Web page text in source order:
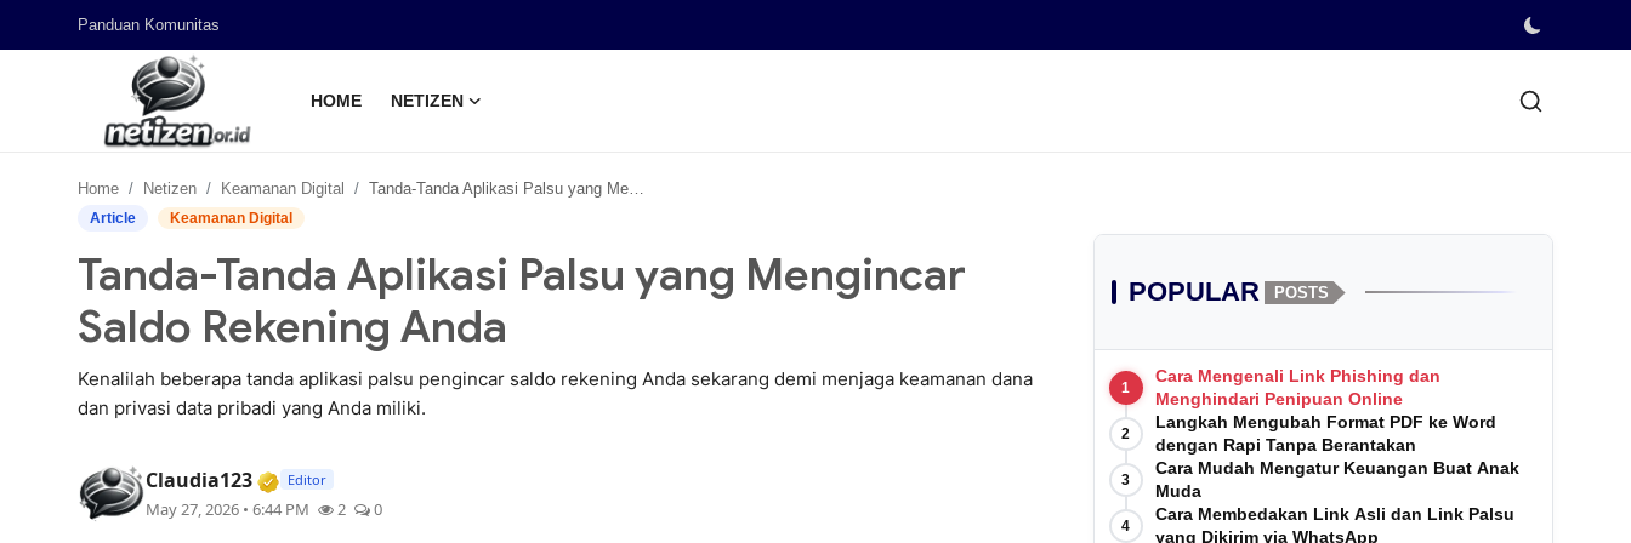
Panduan Komunitas
HOME NETIZEN
Panduan Komunitas
Home Netizen Keamanan Digital Tanda-Tanda Aplikasi Palsu yang Mengincar Saldo Rekening Anda
Article Keamanan Digital
Tanda-Tanda Aplikasi Palsu yang Mengincar
Saldo Rekening Anda
Kenalilah beberapa tanda aplikasi palsu pengincar saldo rekening Anda sekarang demi menjaga keamanan dana
dan privasi data pribadi yang Anda miliki.
Claudia123 Verified Media or Organization • 23 May, 2026
Editor
May 27, 2026 • 6:44 PM 2 0
POPULAR POSTS
1
Cara Mengenali Link Phishing dan
Menghindari Penipuan Online
2
Langkah Mengubah Format PDF ke Word
dengan Rapi Tanpa Berantakan
3
Cara Mudah Mengatur Keuangan Buat Anak
Muda
4
Cara Membedakan Link Asli dan Link Palsu
yang Dikirim via WhatsApp